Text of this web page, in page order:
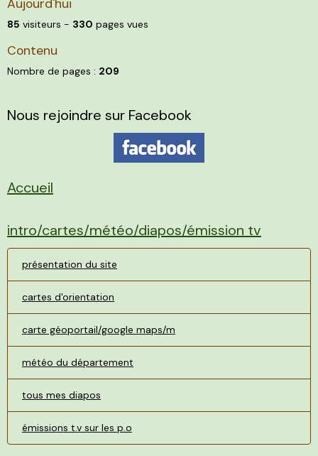
Aujourd'hui
85 visiteurs - 330 pages vues
Contenu
Nombre de pages : 209
Nous rejoindre sur Facebook
Accueil
intro/cartes/météo/diapos/émission tv
présentation du site
cartes d'orientation
carte géoportail/google maps/m
météo du département
tous mes diapos
émissions t.v sur les p.o